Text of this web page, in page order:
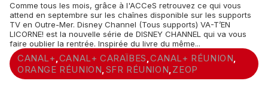
Comme tous les mois, grâce à l'ACCeS retrouvez ce qui vous
attend en septembre sur les chaînes disponible sur les supports
TV en Outre-Mer. Disney Channel (Tous supports) VA-T’EN
LICORNE! est la nouvelle série de DISNEY CHANNEL qui va vous
faire oublier la rentrée. Inspirée du livre du même...
CANAL+ ,CANAL+ CARAÏBES ,CANAL+ RÉUNION,
ORANGE RÉUNION, SFR RÉUNION, ZEOP